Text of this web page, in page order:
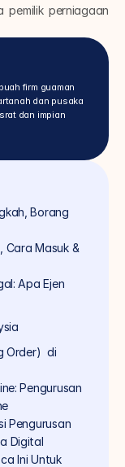
pemilik perniagaan
firm guaman
dan pusaka
dan impian
Borang
Cara Masuk &
Apa Ejen
Order)  di
Pengurusan
Pengurusan
Digital
Ini Untuk